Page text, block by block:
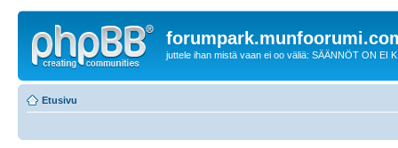
juttele ihan mistä vaan ei oo väliä: SÄÄNNÖT ON EI
Etusivu